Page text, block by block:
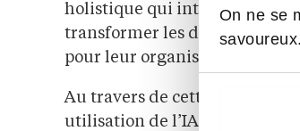
On ne se
holistique qui intègre des
transformer les défis liés aux
pour leur organisation, tout
Au travers de cette offre,
utilisation de l’IA qui